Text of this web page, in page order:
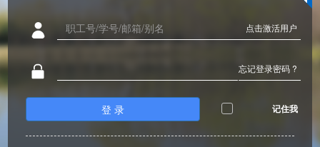
点击激活用户
忘记登录密码 ?
登 录 记住我